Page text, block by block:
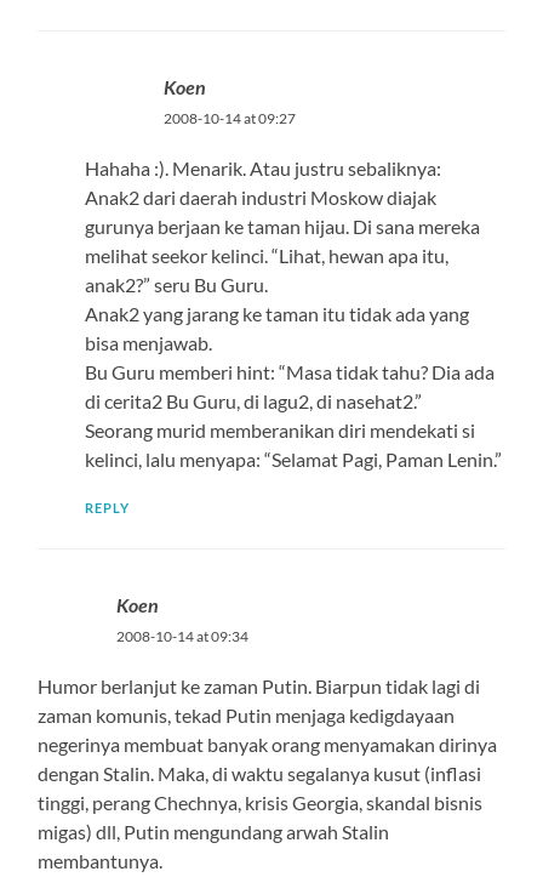
Koen
2008-10-14 at 09:27
Hahaha :). Menarik. Atau justru sebaliknya:
Anak2 dari daerah industri Moskow diajak
gurunya berjaan ke taman hijau. Di sana mereka
melihat seekor kelinci. “Lihat, hewan apa itu,
anak2?” seru Bu Guru.
Anak2 yang jarang ke taman itu tidak ada yang
bisa menjawab.
Bu Guru memberi hint: “Masa tidak tahu? Dia ada
di cerita2 Bu Guru, di lagu2, di nasehat2.”
Seorang murid memberanikan diri mendekati si
kelinci, lalu menyapa: “Selamat Pagi, Paman Lenin.”
REPLY
Koen
2008-10-14 at 09:34
Humor berlanjut ke zaman Putin. Biarpun tidak lagi di
zaman komunis, tekad Putin menjaga kedigdayaan
negerinya membuat banyak orang menyamakan dirinya
dengan Stalin. Maka, di waktu segalanya kusut (inflasi
tinggi, perang Chechnya, krisis Georgia, skandal bisnis
migas) dll, Putin mengundang arwah Stalin
membantunya.